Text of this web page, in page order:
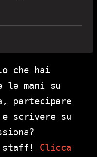
che hai
le mani su
partecipare
scrivere su
staff! Clicca